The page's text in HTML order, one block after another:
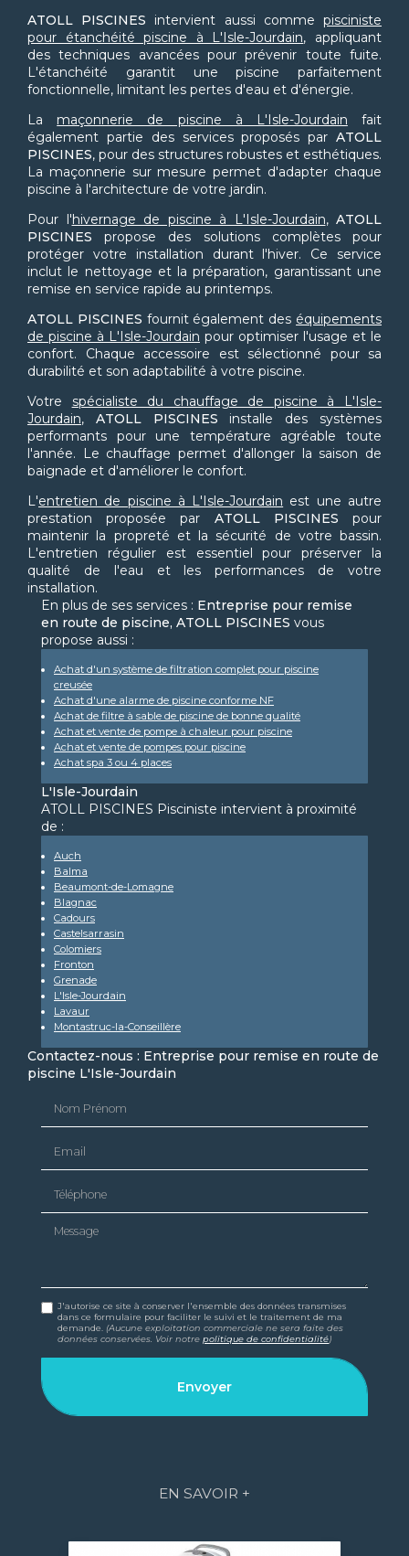
ATOLL PISCINES intervient aussi commepisciniste
pour étanchéité piscine à L'Isle-Jourdain, appliquant
des techniques avancées pour prévenir toute fuite.
L'étanchéité garantit une piscine parfaitement
fonctionnelle, limitant les pertes d'eau et d'énergie.
La maçonnerie de piscine à L'Isle-Jourdain fait
également partie des services proposés par ATOLL
PISCINES, pour des structures robustes et esthétiques.
La maçonnerie sur mesure permet d'adapter chaque
piscine à l'architecture de votre jardin.
Pour l'hivernage de piscine à L'Isle-Jourdain, ATOLL
PISCINES propose des solutions complètes pour
protéger votre installation durant l'hiver. Ce service
inclut le nettoyage et la préparation, garantissant une
remise en service rapide au printemps.
ATOLL PISCINES fournit également des équipements
de piscine à L'Isle-Jourdain pour optimiser l'usage et le
confort. Chaque accessoire est sélectionné pour sa
durabilité et son adaptabilité à votre piscine.
Votre spécialiste du chauffage de piscine à L'Isle-
Jourdain, ATOLL PISCINES installe des systèmes
performants pour une température agréable toute
l'année. Le chauffage permet d'allonger la saison de
baignade et d'améliorer le confort.
L'entretien de piscine à L'Isle-Jourdain est une autre
prestation proposée par ATOLL PISCINES pour
maintenir la propreté et la sécurité de votre bassin.
L'entretien régulier est essentiel pour préserver la
qualité de l'eau et les performances de votre
installation.
En plus de ses services : Entreprise pour remise
en route de piscine, ATOLL PISCINES vous
propose aussi :
Achat d'un système de filtration complet pour piscine
creusée
Achat d'une alarme de piscine conforme NF
Achat de filtre à sable de piscine de bonne qualité
Achat et vente de pompe à chaleur pour piscine
Achat et vente de pompes pour piscine
Achat spa 3 ou 4 places
L'Isle-Jourdain
ATOLL PISCINES Pisciniste intervient à proximité
de :
Auch
Balma
Beaumont-de-Lomagne
Blagnac
Cadours
Castelsarrasin
Colomiers
Fronton
Grenade
L'Isle-Jourdain
Lavaur
Montastruc-la-Conseillère
Contactez-nous : Entreprise pour remise en route de
piscine L'Isle-Jourdain
Message
J'autorise ce site à conserver l'ensemble des données transmises
dans ce formulaire pour faciliter le suivi et le traitement de ma
demande. (Aucune exploitation commerciale ne sera faite des
données conservées. Voir notrepolitique de confidentialité)
EN SAVOIR +